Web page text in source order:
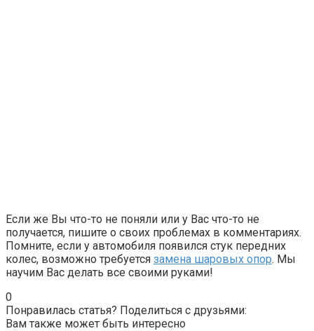
Если же Вы что-то не поняли или у Вас что-то не
получается, пишите о своих проблемах в комментариях.
Помните, если у автомобиля появился стук передних
колес, возможно требуется замена шаровых опор. Мы
научим Вас делать все своими руками!
0
Понравилась статья? Поделиться с друзьями:
Вам также может быть интересно